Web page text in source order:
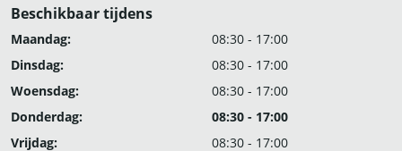
Beschikbaar tijdens
Maandag:
08:30 - 17:00
Dinsdag:
08:30 - 17:00
Woensdag:
08:30 - 17:00
Donderdag:
08:30 - 17:00
Vrijdag:
08:30 - 17:00